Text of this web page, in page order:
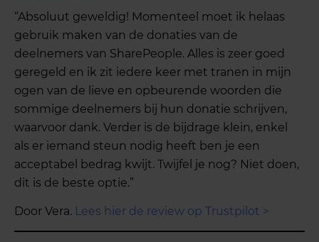
“Absoluut geweldig! Momenteel moet ik helaas
gebruik maken van de donaties van de
deelnemers van SharePeople. Alles is zeer goed
geregeld en ik zit iedere keer met tranen in mijn
ogen van de lieve en opbeurende woorden die
sommige deelnemers bij hun donatie schrijven,
waarvoor dank. Verder is de bijdrage klein, enkel
als er iemand steun nodig heeft ben je een
acceptabel bedrag kwijt. Twijfel je nog? Niet doen,
dit is de beste optie.”
Door Vera. Lees hier de review op Trustpilot >